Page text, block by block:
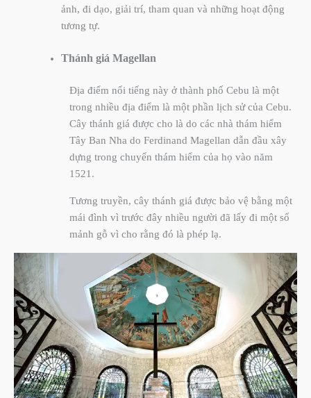
ảnh, đi dạo, giải trí, tham quan và những hoạt động
tương tự.
Thánh giá Magellan
Địa điểm nổi tiếng này ở thành phố Cebu là một
trong nhiều địa điểm là một phần lịch sử của Cebu.
Cây thánh giá được cho là do các nhà thám hiểm
Tây Ban Nha do Ferdinand Magellan dẫn đầu xây
dựng trong chuyến thám hiểm của họ vào năm
1521.
Tương truyền, cây thánh giá được bảo vệ bằng một
mái đình vì trước đây nhiều người đã lấy đi một số
mảnh gỗ vì cho rằng đó là phép lạ.